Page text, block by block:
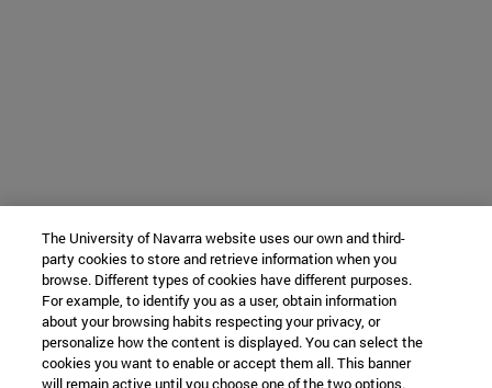
The University of Navarra website uses our own and third-
party cookies to store and retrieve information when you
browse. Different types of cookies have different purposes.
For example, to identify you as a user, obtain information
about your browsing habits respecting your privacy, or
personalize how the content is displayed. You can select the
cookies you want to enable or accept them all. This banner
will remain active until you choose one of the two options.